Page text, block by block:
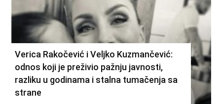
Verica Rakočević i Veljko Kuzmančević:
odnos koji je preživio pažnju javnosti,
razliku u godinama i stalna tumačenja sa
strane